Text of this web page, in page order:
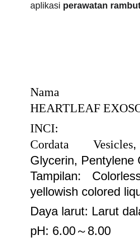
aplikasi perawatan
Nama
HEARTLEAF
INCI:
Cordata Vesicles,
Glycerin, Pentylene
Tampilan:
yellowish colored
Daya larut: Larut
pH: 6.00～8.00